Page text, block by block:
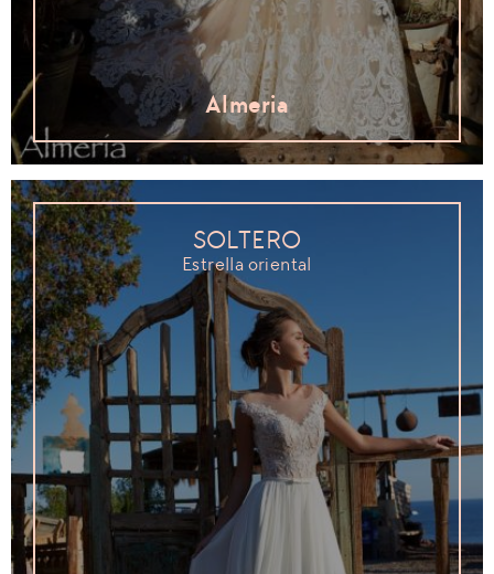
Almeria
SOLTERO
Estrella oriental